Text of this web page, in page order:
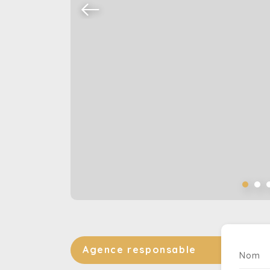
Agence responsable Nom